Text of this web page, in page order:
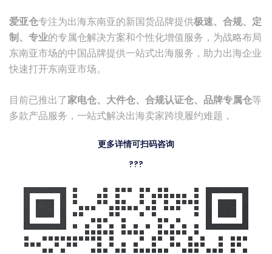
爱亚仓专注为出海东南亚的新国货品牌提供极速、合规、定
制、专业的专属仓解决方案和个性化增值服务，为战略布局
东南亚市场的中国品牌提供一站式出海服务，助力出海企业
快速打开东南亚市场。
目前已推出了家电仓、大件仓、合规认证仓、品牌专属仓等
多款产品服务，一站式解决出海卖家跨境履约难题，
更多详情可扫码咨询
???